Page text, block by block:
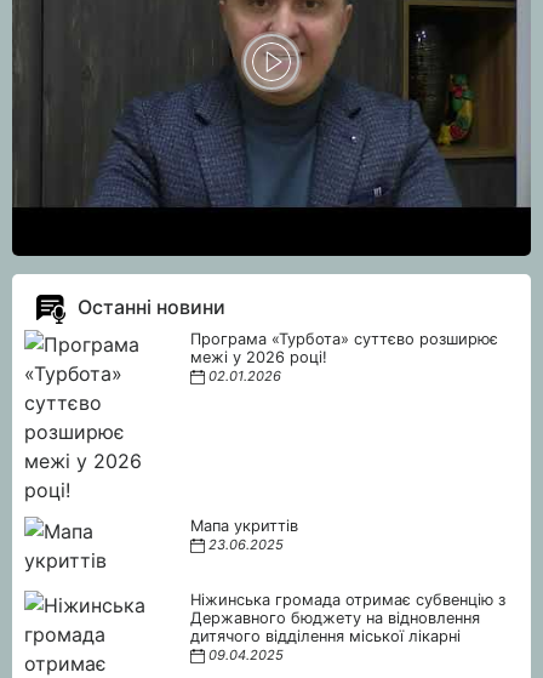
Останні новини
Програма «Турбота» суттєво розширює
межі у 2026 році!
02.01.2026
Мапа укриттів
23.06.2025
Ніжинська громада отримає субвенцію з
Державного бюджету на відновлення
дитячого відділення міської лікарні
09.04.2025